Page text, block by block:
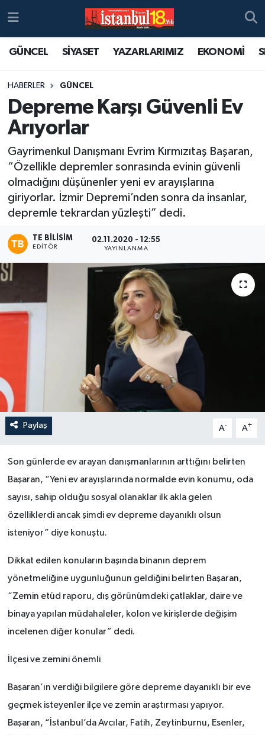
GÜNCEL SİYASET YAZARLARIMIZ EKONOMİ
HABERLER GÜNCEL
Depreme Karşı Güvenli Ev
Arıyorlar
Gayrimenkul Danışmanı Evrim Kırmızıtaş Başaran,
“Özellikle depremler sonrasında evinin güvenli
olmadığını düşünenler yeni ev arayışlarına
giriyorlar. İzmir Depremi’nden sonra da insanlar,
depremle tekrardan yüzleşti” dedi.
TE BILISIM
EDITÖR
02.11.2020 - 12:55
YAYINLANMA
Paylaş A- A+
Son günlerde ev arayan danışmanlarının arttığını belirten
Başaran, “Yeni ev arayışlarında normalde evin konumu, oda
sayısı, sahip olduğu sosyal olanaklar ilk akla gelen
özelliklerdi ancak şimdi ev depreme dayanıklı olsun
isteniyor” diye konuştu.
Dikkat edilen konuların başında binanın deprem
yönetmeliğine uygunluğunun geldiğini belirten Başaran,
“Zemin etüd raporu, dış görünümdeki çatlaklar, daire ve
binaya yapılan müdahaleler, kolon ve kirişlerde değişim
incelenen diğer konular” dedi.
İlçesi ve zemini önemli
Başaran’ın verdiği bilgilere göre depreme dayanıklı bir eve
geçmek isteyenler ilçe ve zemin araştırması yapıyor.
Başaran, “İstanbul’da Avcılar, Fatih, Zeytinburnu, Esenler,